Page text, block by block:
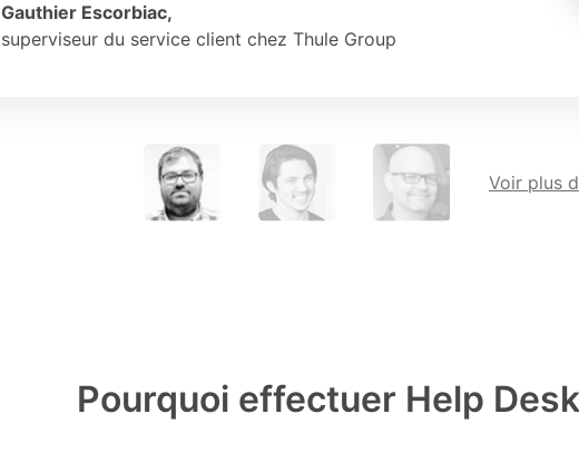
Gauthier Escorbiac,
superviseur du service client chez Thule Group
Voir plus
Pourquoi effectuer Help